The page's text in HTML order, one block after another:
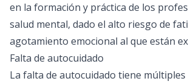
en la formación y práctica de los
salud mental, dado el alto riesgo de
agotamiento emocional al que están
Falta de autocuidado
La falta de autocuidado tiene múltiples